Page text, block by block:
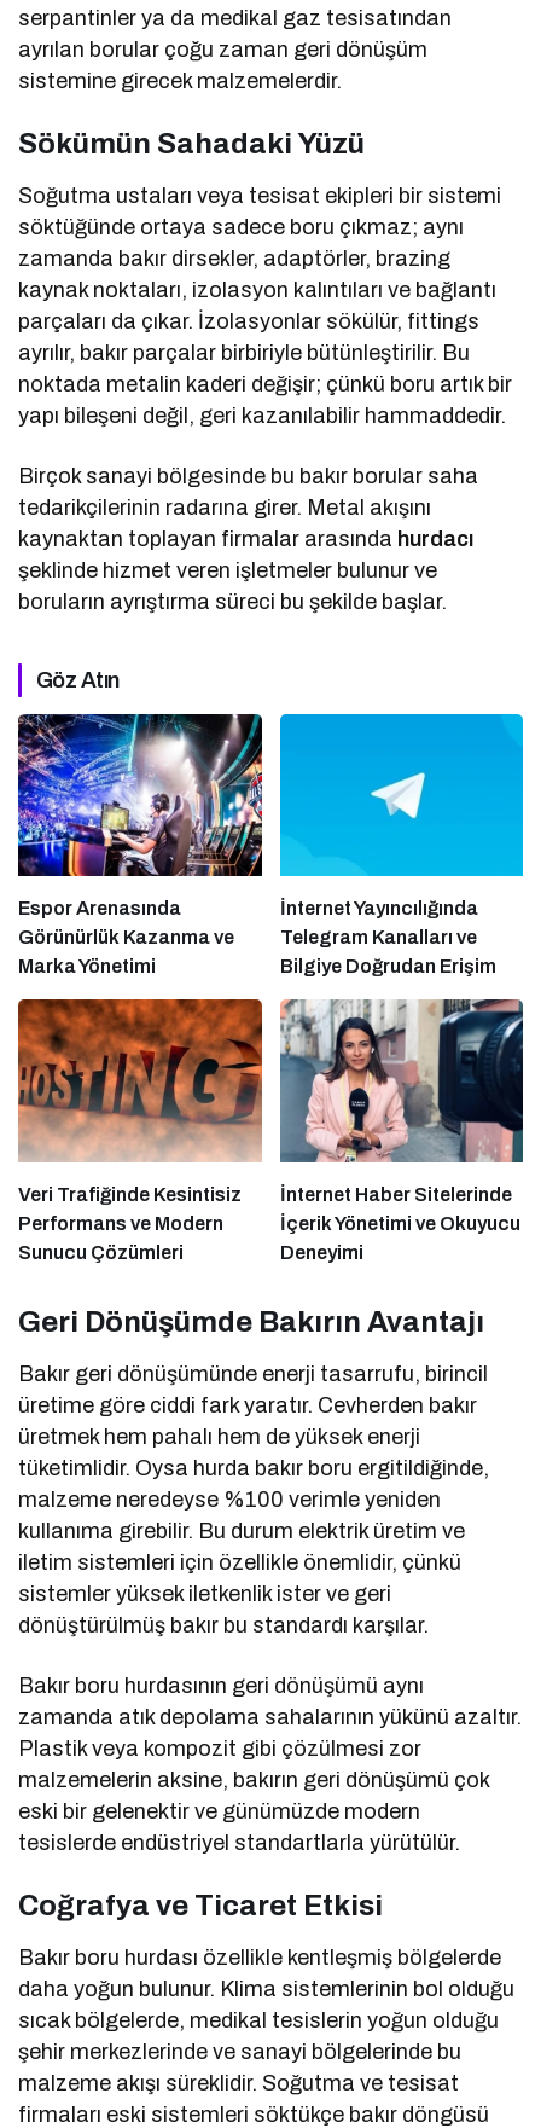
serpantinler ya da medikal gaz tesisatından
ayrılan borular çoğu zaman geri dönüşüm
sistemine girecek malzemelerdir.
Sökümün Sahadaki Yüzü
Soğutma ustaları veya tesisat ekipleri bir sistemi
söktüğünde ortaya sadece boru çıkmaz; aynı
zamanda bakır dirsekler, adaptörler, brazing
kaynak noktaları, izolasyon kalıntıları ve bağlantı
parçaları da çıkar. İzolasyonlar sökülür, fittings
ayrılır, bakır parçalar birbiriyle bütünleştirilir. Bu
noktada metalin kaderi değişir; çünkü boru artık bir
yapı bileşeni değil, geri kazanılabilir hammaddedir.
Birçok sanayi bölgesinde bu bakır borular saha
tedarikçilerinin radarına girer. Metal akışını
kaynaktan toplayan firmalar arasında hurdacı
şeklinde hizmet veren işletmeler bulunur ve
boruların ayrıştırma süreci bu şekilde başlar.
Göz Atın
Espor Arenasında
Görünürlük Kazanma ve
Marka Yönetimi
İnternet Yayıncılığında
Telegram Kanalları ve
Bilgiye Doğrudan Erişim
Veri Trafiğinde Kesintisiz
Performans ve Modern
Sunucu Çözümleri
İnternet Haber Sitelerinde
İçerik Yönetimi ve Okuyucu
Deneyimi
Geri Dönüşümde Bakırın Avantajı
Bakır geri dönüşümünde enerji tasarrufu, birincil
üretime göre ciddi fark yaratır. Cevherden bakır
üretmek hem pahalı hem de yüksek enerji
tüketimlidir. Oysa hurda bakır boru ergitildiğinde,
malzeme neredeyse %100 verimle yeniden
kullanıma girebilir. Bu durum elektrik üretim ve
iletim sistemleri için özellikle önemlidir, çünkü
sistemler yüksek iletkenlik ister ve geri
dönüştürülmüş bakır bu standardı karşılar.
Bakır boru hurdasının geri dönüşümü aynı
zamanda atık depolama sahalarının yükünü azaltır.
Plastik veya kompozit gibi çözülmesi zor
malzemelerin aksine, bakırın geri dönüşümü çok
eski bir gelenektir ve günümüzde modern
tesislerde endüstriyel standartlarla yürütülür.
Coğrafya ve Ticaret Etkisi
Bakır boru hurdası özellikle kentleşmiş bölgelerde
daha yoğun bulunur. Klima sistemlerinin bol olduğu
sıcak bölgelerde, medikal tesislerin yoğun olduğu
şehir merkezlerinde ve sanayi bölgelerinde bu
malzeme akışı süreklidir. Soğutma ve tesisat
firmaları eski sistemleri söktükçe bakır döngüsü